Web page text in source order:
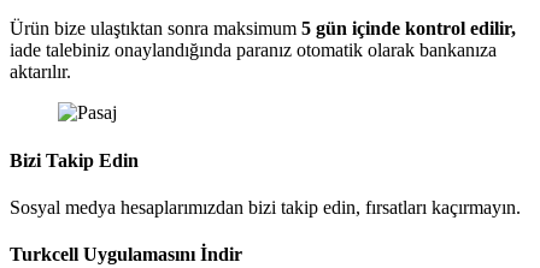
Ürün bize ulaştıktan sonra maksimum 5 gün içinde kontrol edilir,
iade talebiniz onaylandığında paranız otomatik olarak bankanıza
aktarılır.
Bizi Takip Edin
Sosyal medya hesaplarımızdan bizi takip edin, fırsatları kaçırmayın.
Turkcell Uygulamasını İndir